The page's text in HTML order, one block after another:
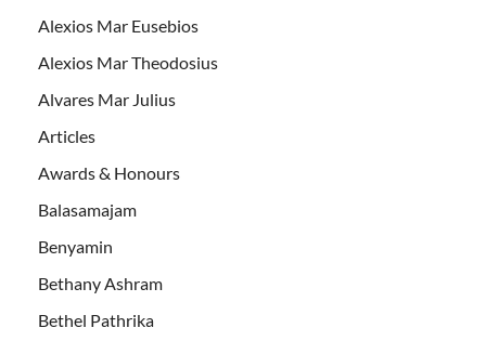
Alexios Mar Eusebios
Alexios Mar Theodosius
Alvares Mar Julius
Articles
Awards & Honours
Balasamajam
Benyamin
Bethany Ashram
Bethel Pathrika